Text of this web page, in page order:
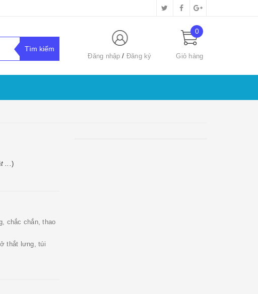
Đăng nhập Đăng ký
0
Giỏ hàng
...)
chắc chắn, thao
thắt lưng, túi